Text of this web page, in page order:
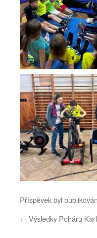
Příspěvek byl
← Výsledky Poháru